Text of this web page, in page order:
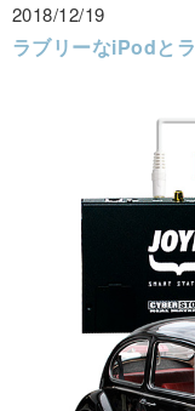
2018/12/19
ラブリーなiPodと